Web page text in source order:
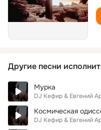
Другие песни
Мурка
DJ Кефир & Евгений
Космическая
DJ Кефир & Евгений